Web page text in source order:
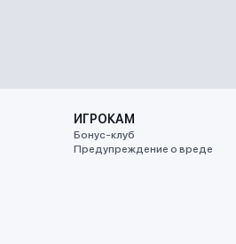
ИГРОКАМ
Бонус-клуб
Предупреждение о вреде